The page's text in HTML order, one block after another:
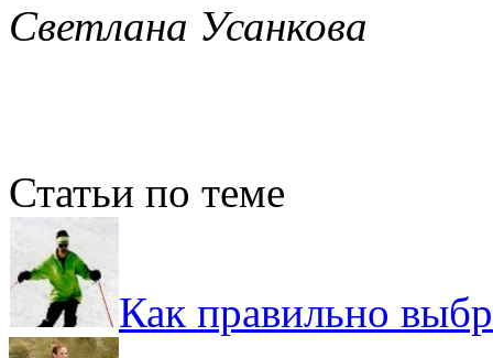
Светлана Усанкова
Статьи по теме
Как правильно